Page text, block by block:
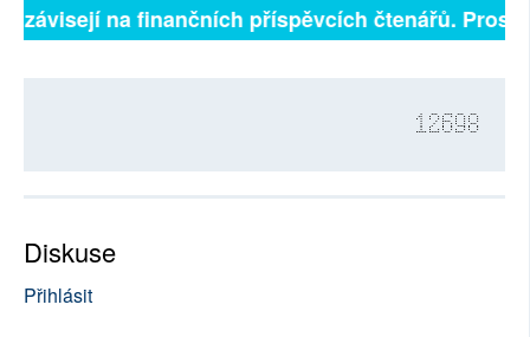
na finančních příspěvcích čtenářů.
12698
Diskuse
Přihlásit